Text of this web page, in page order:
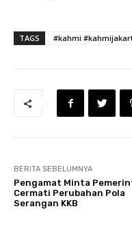
TAGS #kahmi
BERITA SEBELUMNYA
Pengamat Minta
Cermati Perubahan Pola
Serangan KKB